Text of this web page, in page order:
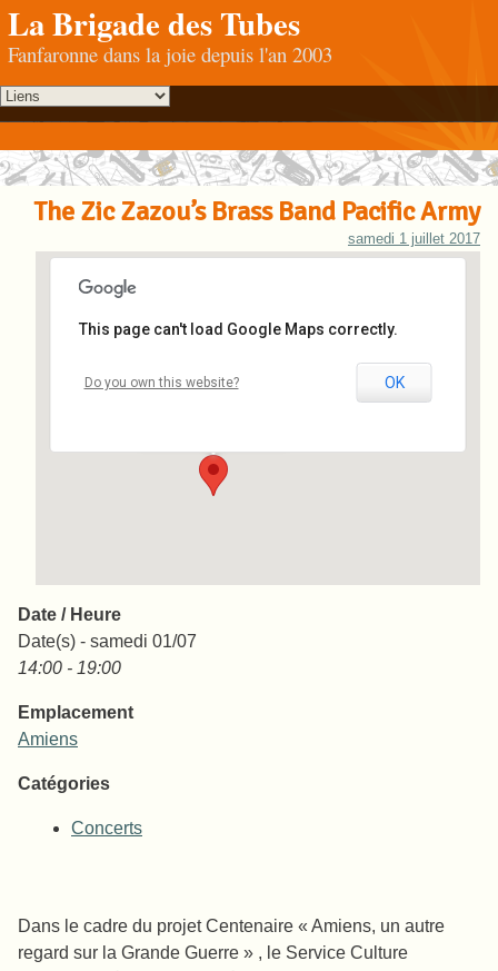
La Brigade des Tubes
Fanfaronne dans la joie depuis l'an 2003
The Zic Zazou’s Brass Band Pacific Army
samedi 1 juillet 2017
Amiens
This page can't load Google Maps correctly.
Do you own this website? OK
Date / Heure
Date(s) - samedi 01/07
14:00 - 19:00
Emplacement
Amiens
Catégories
Concerts
Dans le cadre du projet Centenaire « Amiens, un autre
regard sur la Grande Guerre » , le Service Culture